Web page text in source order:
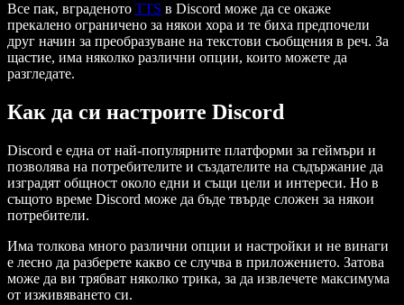
Все пак, вграденото TTS в Discord може да се окаже
прекалено ограничено за някои хора и те биха предпочели
друг начин за преобразуване на текстови съобщения в реч. За
щастие, има няколко различни опции, които можете да
разгледате.
Как да си настроите Discord
Discord е една от най-популярните платформи за геймъри и
позволява на потребителите и създателите на съдържание да
изградят общност около едни и същи цели и интереси. Но в
същото време Discord може да бъде твърде сложен за някои
потребители.
Има толкова много различни опции и настройки и не винаги
е лесно да разберете какво се случва в приложението. Затова
може да ви трябват няколко трика, за да извлечете максимума
от изживяването си.